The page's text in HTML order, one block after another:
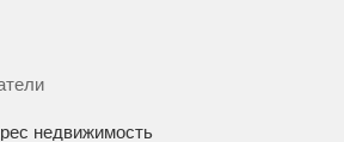
недвижимость